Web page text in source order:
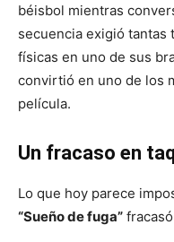
béisbol mientras
secuencia exigió tantas
físicas en uno de sus
convirtió en uno de los
película.
Un fracaso en
Lo que hoy parece
“Sueño de fuga”